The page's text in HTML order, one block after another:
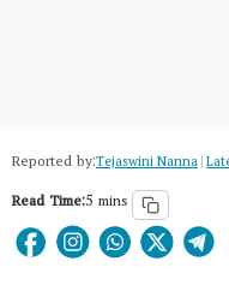
Reported by:Tejaswini Nanna|
Read Time:5 mins